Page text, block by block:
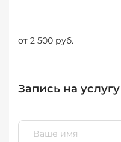
от 2 500 руб.
Запись на услугу